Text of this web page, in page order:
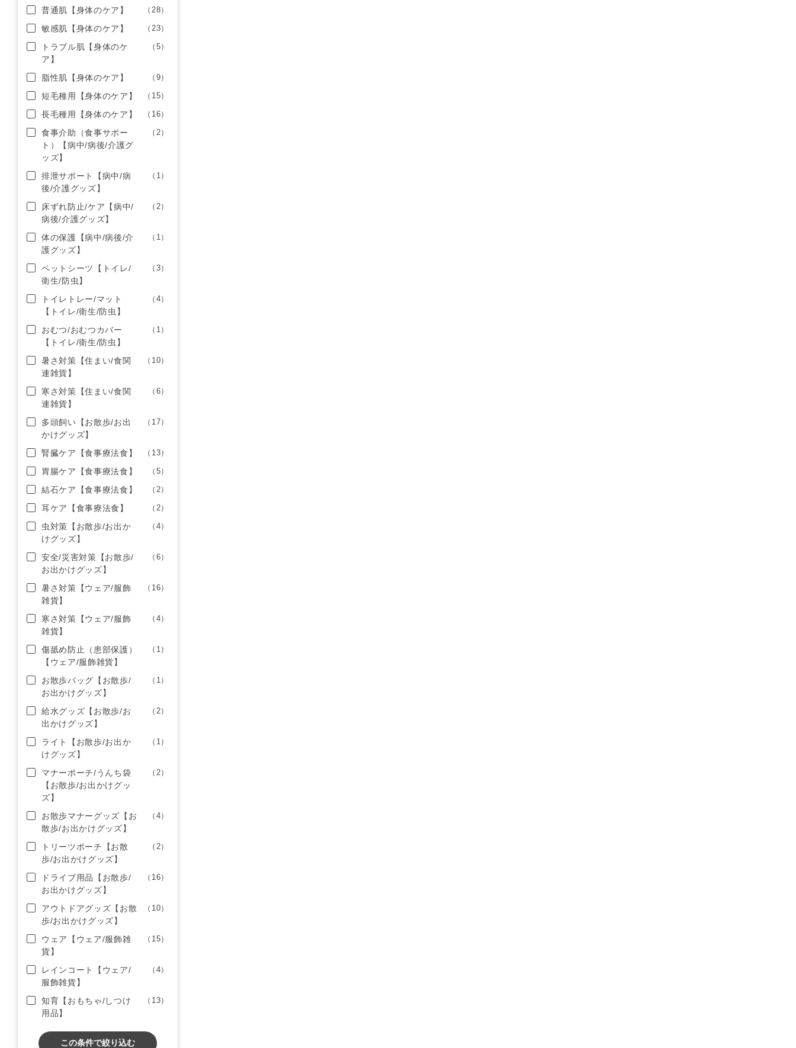
普通肌【身体のケア】 （28）
敏感肌【身体のケア】 （23）
トラブル肌【身体のケ
ア】
（5）
脂性肌【身体のケア】 （9）
短毛種用【身体のケア】 （15）
長毛種用【身体のケア】 （16）
食事介助（食事サポー
ト）【病中/病後/介護グ
ッズ】
（2）
排泄サポート【病中/病
後/介護グッズ】
（1）
床ずれ防止/ケア【病中/
病後/介護グッズ】
（2）
体の保護【病中/病後/介
護グッズ】
（1）
ペットシーツ【トイレ/
衛生/防虫】
（3）
トイレトレー/マット
【トイレ/衛生/防虫】
（4）
おむつ/おむつカバー
【トイレ/衛生/防虫】
（1）
暑さ対策【住まい/食関
連雑貨】
（10）
寒さ対策【住まい/食関
連雑貨】
（6）
多頭飼い【お散歩/お出
かけグッズ】
（17）
腎臓ケア【食事療法食】 （13）
胃腸ケア【食事療法食】 （5）
結石ケア【食事療法食】 （2）
耳ケア【食事療法食】 （2）
虫対策【お散歩/お出か
けグッズ】
（4）
安全/災害対策【お散歩/
お出かけグッズ】
（6）
暑さ対策【ウェア/服飾
雑貨】
（16）
寒さ対策【ウェア/服飾
雑貨】
（4）
傷舐め防止（患部保護）
【ウェア/服飾雑貨】
（1）
お散歩バッグ【お散歩/
お出かけグッズ】
（1）
給水グッズ【お散歩/お
出かけグッズ】
（2）
ライト【お散歩/お出か
けグッズ】
（1）
マナーポーチ/うんち袋
【お散歩/お出かけグッ
ズ】
（2）
お散歩マナーグッズ【お
散歩/お出かけグッズ】
（4）
トリーツポーチ【お散
歩/お出かけグッズ】
（2）
ドライブ用品【お散歩/
お出かけグッズ】
（16）
アウトドアグッズ【お散
歩/お出かけグッズ】
（10）
ウェア【ウェア/服飾雑
貨】
（15）
レインコート【ウェア/
服飾雑貨】
（4）
知育【おもちゃ/しつけ
用品】
（13）
この条件で絞り込む